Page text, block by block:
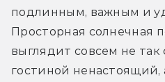
подлинным, важным и
Просторная солнечная
выглядит совсем не так
гостиной ненастоящий,